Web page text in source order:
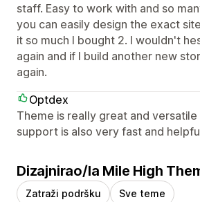
staff. Easy to work with and so
you can easily design the exact
it so much I bought 2. I wouldn't
again and if I build another new
again.
Optdex
Theme is really great and
support is also very fast and
Dizajnirao/la Mile High
Zatraži podršku Sve teme